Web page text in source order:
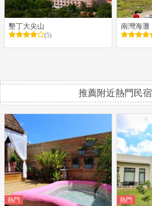
墾丁大尖山
(5)
南灣海灘
推薦附近熱門民宿
熱門 熱門